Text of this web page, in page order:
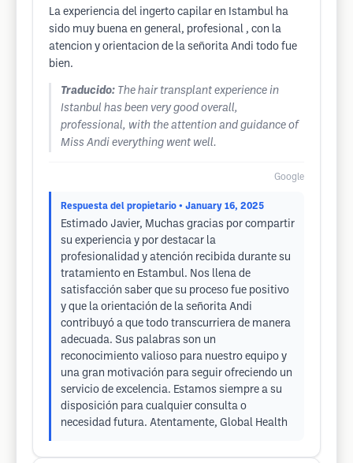
La experiencia del ingerto capilar en Istambul ha
sido muy buena en general, profesional , con la
atencion y orientacion de la señorita Andi todo fue
bien.
Traducido: The hair transplant experience in
Istanbul has been very good overall,
professional, with the attention and guidance of
Miss Andi everything went well.
Google
Respuesta del propietario • January 16, 2025
Estimado Javier, Muchas gracias por compartir
su experiencia y por destacar la
profesionalidad y atención recibida durante su
tratamiento en Estambul. Nos llena de
satisfacción saber que su proceso fue positivo
y que la orientación de la señorita Andi
contribuyó a que todo transcurriera de manera
adecuada. Sus palabras son un
reconocimiento valioso para nuestro equipo y
una gran motivación para seguir ofreciendo un
servicio de excelencia. Estamos siempre a su
disposición para cualquier consulta o
necesidad futura. Atentamente, Global Health